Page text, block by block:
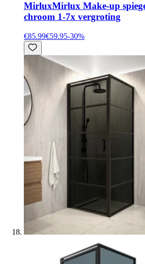
MirluxMirlux Make-up
chroom 1-7x vergroting
€85.99€59.95-30%